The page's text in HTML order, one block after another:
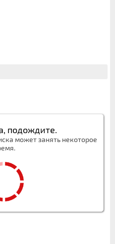
подождите.
может занять некоторое